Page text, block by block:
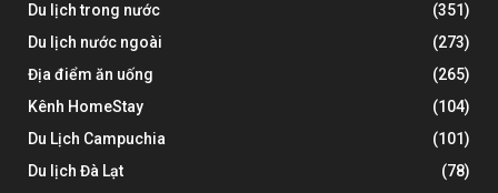
Du lịch trong nước
(351)
Du lịch nước ngoài
(273)
Địa điểm ăn uống
(265)
Kênh HomeStay
(104)
Du Lịch Campuchia
(101)
Du lịch Đà Lạt
(78)